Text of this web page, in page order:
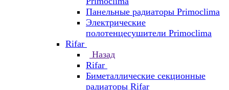
Панельные радиаторы Primoclima
Электрические
полотенцесушители Primoclima
Rifar
Назад
Rifar
Биметаллические секционные
радиаторы Rifar